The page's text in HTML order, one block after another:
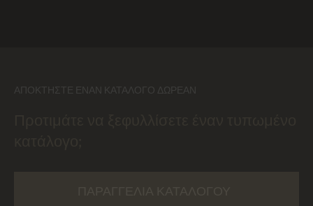
ΑΠΟΚΤΉΣΤΕ ΈΝΑΝ ΚΑΤΆΛΟΓΟ ΔΩΡΕΆΝ